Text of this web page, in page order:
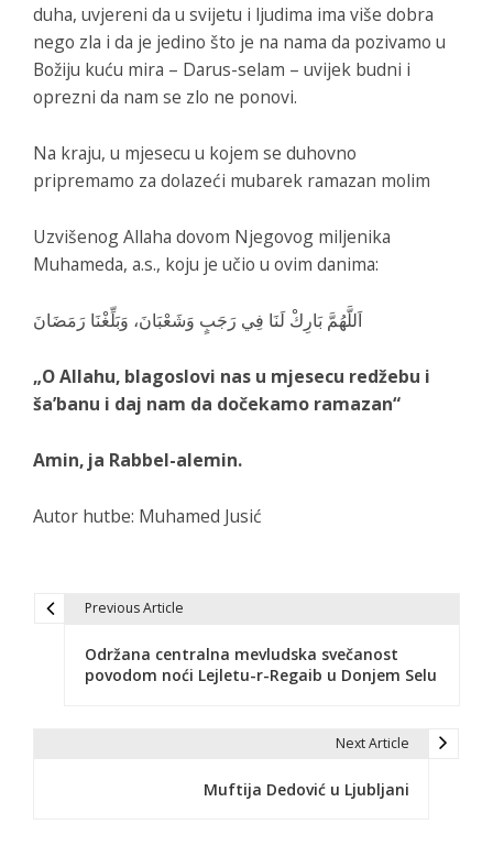
duha, uvjereni da u svijetu i ljudima ima više dobra
nego zla i da je jedino što je na nama da pozivamo u
Božiju kuću mira – Darus-selam – uvijek budni i
oprezni da nam se zlo ne ponovi.
Na kraju, u mjesecu u kojem se duhovno
pripremamo za dolazeći mubarek ramazan molim
Uzvišenog Allaha dovom Njegovog miljenika
Muhameda, a.s., koju je učio u ovim danima:
اَللَّهُمَّ بَارِكْ لَنَا فِي رَجَبٍ وَشَعْبَانَ، وَبَلِّغْنَا رَمَضَانَ
„O Allahu, blagoslovi nas u mjesecu redžebu i
ša’banu i daj nam da dočekamo ramazan“
Amin, ja Rabbel-alemin.
Autor hutbe: Muhamed Jusić
Previous Article
Održana centralna mevludska svečanost
povodom noći Lejletu-r-Regaib u Donjem Selu
Next Article
Muftija Dedović u Ljubljani